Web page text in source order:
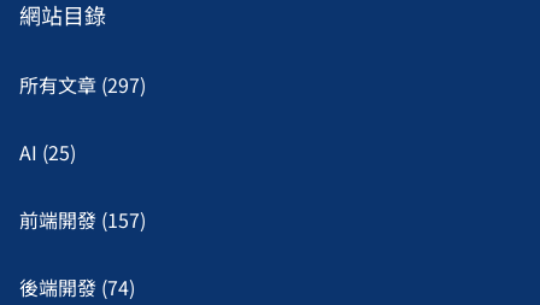
網站目錄
所有文章 (297)
AI (25)
前端開發 (157)
後端開發 (74)